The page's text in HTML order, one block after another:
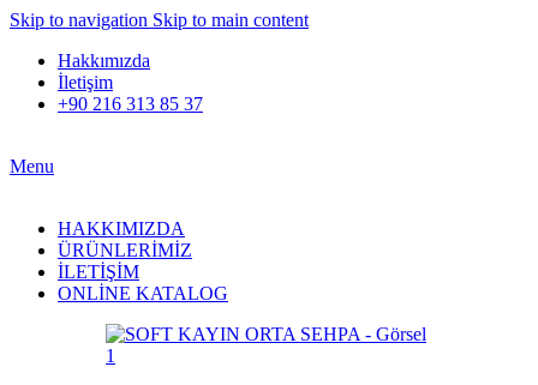
Skip to navigation Skip to main content
Hakkımızda
İletişim
+90 216 313 85 37
Menu
HAKKIMIZDA
ÜRÜNLERİMİZ
İLETİŞİM
ONLİNE KATALOG